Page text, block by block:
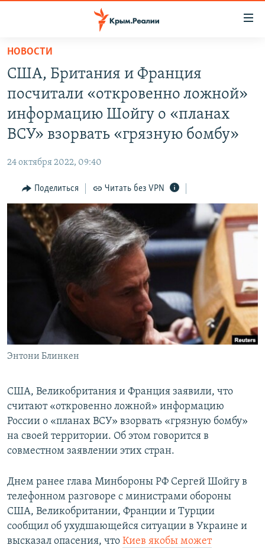
Вернуться
основному
содержанию
Вернутся
главной
Вернутся
поиску
СПЕЦПРОЕКТЫ
ГРУЗ 200
КАРТА ВОЕННЫХ ОБЪЕКТОВ КРЫМА
ВОДА
ИСТОРИЯ
ИНТЕРАКТИВ
ИНФОГРАФИКА
ТЕЛЕПРОЕКТ КРЫМ.РЕАЛИИ
СОВЕТЫ ПРАВОЗАЩИТНИКОВ
ПРОПАВШИЕ БЕЗ ВЕСТИ
КРЫМ.НЕПОКОРЕННЫЙ
УКРАИНСКАЯ ПРОБЛЕМА КРЫМА
РАДІО СВОБОДА
КАК ОБОЙТИ БЛОКИРОВКУ
Українською
Qırımtatar
Все сайты RFE/RL
НОВОСТИ
США, Британия и Франция
посчитали «откровенно ложной»
информацию Шойгу о «планах
ВСУ» взорвать «грязную бомбу»
24 октября 2022, 09:40
Поделиться Читать без VPN
Энтони Блинкен
CША, Великобритания и Франция заявили, что
считают «откровенно ложной» информацию
России о «планах ВСУ» взорвать «грязную бомбу»
на своей территории. Об этом говорится в
совместном заявлении этих стран.
Днем ранее глава Минбороны РФ Сергей Шойгу в
телефонном разговоре с министрами обороны
США, Великобритании, Франции и Турции
сообщил об ухудшающейся ситуации в Украине и
высказал опасения, что Киев якобы может